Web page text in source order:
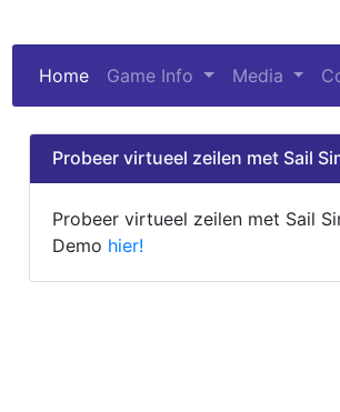
Home (current)
Game Info Media
Probeer virtueel zeilen met Sail
Probeer virtueel zeilen met Sail
Demo hier!